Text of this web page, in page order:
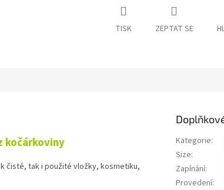
A
TISK ZEPTAT SE
kočárkoviny
čisté, tak i použité vložky, kosmetiku,
Kategorie:
Size:
Zapínání:
Provedení: